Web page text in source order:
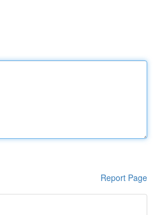
Report Page